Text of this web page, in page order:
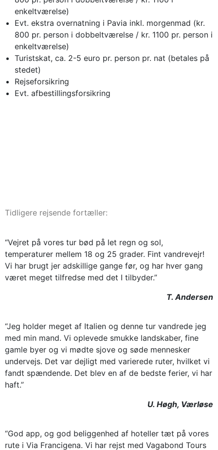
enkeltværelse)
Evt. ekstra overnatning i Pavia inkl. morgenmad (kr.
800 pr. person i dobbeltværelse / kr. 1100 pr. person i
enkeltværelse)
Turistskat, ca. 2-5 euro pr. person pr. nat (betales på
stedet)
Rejseforsikring
Evt. afbestillingsforsikring
Tidligere rejsende fortæller:
“Vejret på vores tur bød på let regn og sol,
temperaturer mellem 18 og 25 grader. Fint vandrevejr!
Vi har brugt jer adskillige gange før, og har hver gang
været meget tilfredse med det I tilbyder.”
T. Andersen
“Jeg holder meget af Italien og denne tur vandrede jeg
med min mand. Vi oplevede smukke landskaber, fine
gamle byer og vi mødte sjove og søde mennesker
undervejs. Det var dejligt med varierede ruter, hvilket vi
fandt spændende. Det blev en af de bedste ferier, vi har
haft.”
U. Høgh, Værløse
“God app, og god beliggenhed af hoteller tæt på vores
rute i Via Francigena. Vi har rejst med Vagabond Tours